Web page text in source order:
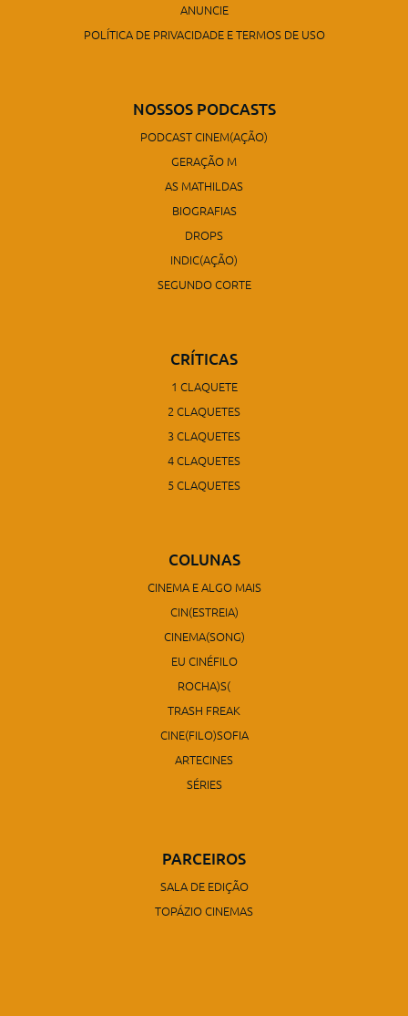
ANUNCIE
POLÍTICA DE PRIVACIDADE E TERMOS DE USO
NOSSOS PODCASTS
PODCAST CINEM(AÇÃO)
GERAÇÃO M
AS MATHILDAS
BIOGRAFIAS
DROPS
INDIC(AÇÃO)
SEGUNDO CORTE
CRÍTICAS
1 CLAQUETE
2 CLAQUETES
3 CLAQUETES
4 CLAQUETES
5 CLAQUETES
COLUNAS
CINEMA E ALGO MAIS
CIN(ESTREIA)
CINEMA(SONG)
EU CINÉFILO
ROCHA)S(
TRASH FREAK
CINE(FILO)SOFIA
ARTECINES
SÉRIES
PARCEIROS
SALA DE EDIÇÃO
TOPÁZIO CINEMAS